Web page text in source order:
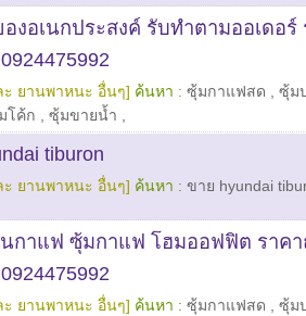
งอเนกประสงค์ รับทำตามออเดอร์
ยานพาหนะ อื่นๆ] ค้นหา : ซุ้มกาแฟสด
ซุ้ม
โค้ก ซุ้มขายน้ำ
tiburon
ยานพาหนะ อื่นๆ] ค้นหา : ขาย hyundai
กาแฟ ซุ้มกาแฟ โฮมออฟฟิต ราค
ยานพาหนะ อื่นๆ] ค้นหา : ซุ้มกาแฟสด
ซุ้ม